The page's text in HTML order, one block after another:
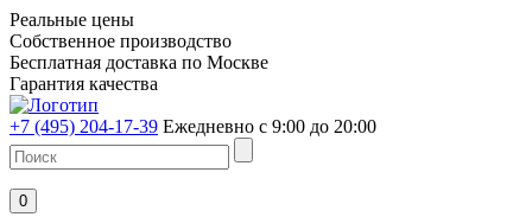
Реальные цены
Собственное производство
Бесплатная доставка по Москве
Гарантия качества
+7 (495) 204-17-39 Ежедневно с 9:00 до 20:00
0